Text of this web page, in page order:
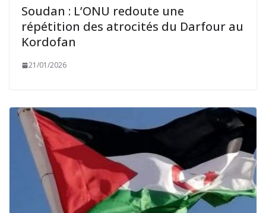
Soudan : L’ONU redoute une
répétition des atrocités du Darfour au
Kordofan
21/01/2026